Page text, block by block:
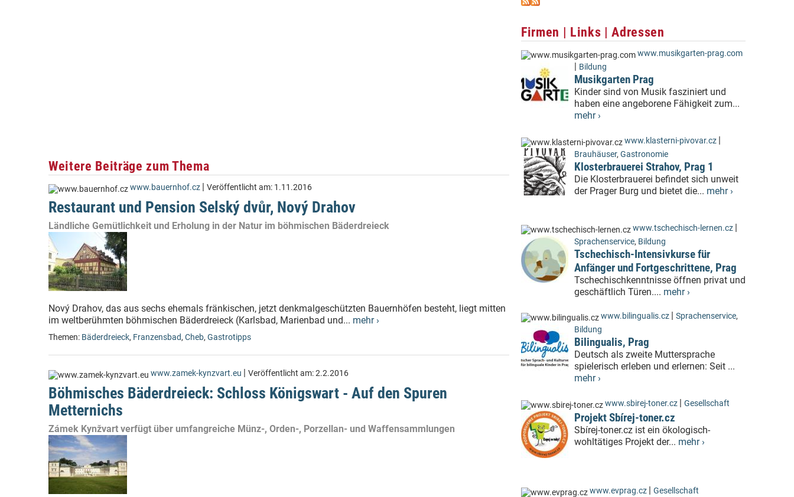
Weitere Beiträge zum Thema
www.bauernhof.cz | Veröffentlicht am: 1.11.2016
Restaurant und Pension Selský dvůr, Nový Drahov
Ländliche Gemütlichkeit und Erholung in der Natur im böhmischen Bäderdreieck
Nový Drahov, das aus sechs ehemals fränkischen, jetzt denkmalgeschützten Bauernhöfen besteht, liegt mitten
im weltberühmten böhmischen Bäderdreieck (Karlsbad, Marienbad und... mehr ›
Themen: Bäderdreieck, Franzensbad, Cheb, Gastrotipps
www.zamek-kynzvart.eu | Veröffentlicht am:2.2.2016
Böhmisches Bäderdreieck: Schloss Königswart - Auf den Spuren
Metternichs
Zámek Kynžvart verfügt über umfangreiche Münz-, Orden-, Porzellan- und Waffensammlungen
Firmen | Links | Adressen
www.musikgarten-prag.com
| Bildung
Musikgarten Prag
Kinder sind von Musik fasziniert und
haben eine angeborene Fähigkeit zum...
mehr ›
www.klasterni-pivovar.cz |
Brauhäuser, Gastronomie
Klosterbrauerei Strahov, Prag 1
Die Klosterbrauerei befindet sich unweit
der Prager Burg und bietet die... mehr ›
www.tschechisch-lernen.cz |
Sprachenservice, Bildung
Tschechisch-Intensivkurse für
Anfänger und Fortgeschrittene, Prag
Tschechischkenntnisse öffnen privat und
geschäftlich Türen.... mehr ›
www.bilingualis.cz | Sprachenservice,
Bildung
Bilingualis, Prag
Deutsch als zweite Muttersprache
spielerisch erleben und erlernen: Seit ...
mehr ›
www.sbirej-toner.cz | Gesellschaft
Projekt Sbírej-toner.cz
Sbírej-toner.cz ist ein ökologisch-
wohltätiges Projekt der... mehr ›
www.evprag.cz | Gesellschaft